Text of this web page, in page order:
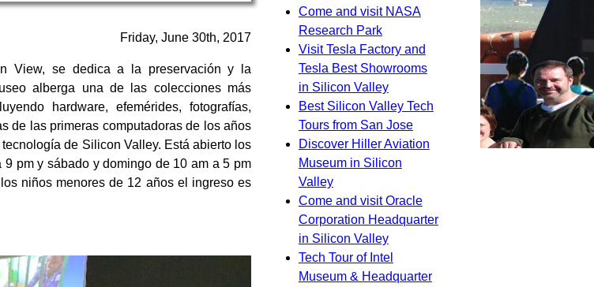
Friday, June 30th, 2017
View, se dedica a la preservación y la
alberga una de las colecciones más
hardware, efemérides, fotografías,
de las primeras computadoras de los años
de Silicon Valley. Está abierto los
pm y sábado y domingo de 10 am a 5 pm
niños menores de 12 años el ingreso es
Come and visit NASA
Research Park
Visit Tesla Factory and
Tesla Best Showrooms
in Silicon Valley
Best Silicon Valley Tech
Tours from San Jose
Discover Hiller Aviation
Museum in Silicon
Valley
Come and visit Oracle
Corporation Headquarter
in Silicon Valley
Tech Tour of Intel
Museum & Headquarter